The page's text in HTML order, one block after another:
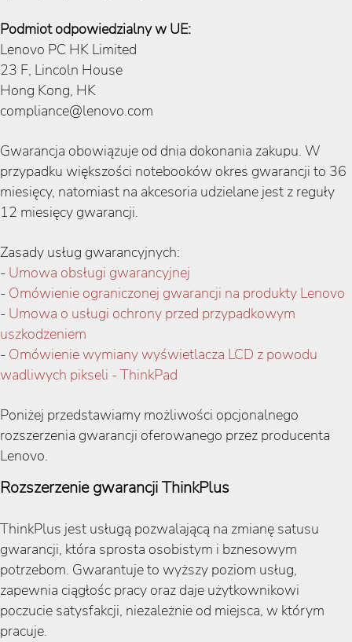
Podmiot odpowiedzialny w UE:
Lenovo PC HK Limited
23 F, Lincoln House
Hong Kong, HK
compliance@lenovo.com
Gwarancja obowiązuje od dnia dokonania zakupu. W
przypadku większości notebooków okres gwarancji to 36
miesięcy, natomiast na akcesoria udzielane jest z reguły
12 miesięcy gwarancji.
Zasady usług gwarancyjnych:
- Umowa obsługi gwarancyjnej
- Omówienie ograniczonej gwarancji na produkty Lenovo
- Umowa o usługi ochrony przed przypadkowym
uszkodzeniem
- Omówienie wymiany wyświetlacza LCD z powodu
wadliwych pikseli - ThinkPad
Poniżej przedstawiamy możliwości opcjonalnego
rozszerzenia gwarancji oferowanego przez producenta
Lenovo.
Rozszerzenie gwarancji ThinkPlus
ThinkPlus jest usługą pozwalającą na zmianę satusu
gwarancji, która sprosta osobistym i bznesowym
potrzebom. Gwarantuje to wyższy poziom usług,
zapewnia ciągłośc pracy oraz daje użytkownikowi
poczucie satysfakcji, niezależnie od miejsca, w którym
pracuje.